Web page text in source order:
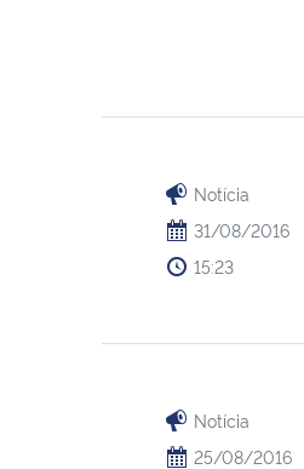
Notícia
31/08/2016
15:23
Notícia
25/08/2016